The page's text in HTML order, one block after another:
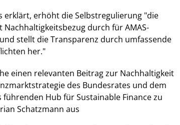
erklärt, erhöht die Selbstregulierung "die
durch für AMAS-
stellt die Transparenz durch umfassende
her."
einen relevanten Beitrag zur Nachhaltigkeit
des Bundesrates und dem
führenden Hub für Sustainable Finance zu
Schatzmann aus